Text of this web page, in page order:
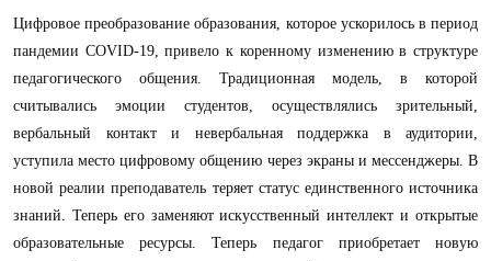
Цифровое преобразование образования, которое ускорилось в период
пандемии COVID-19, привело к коренному изменению в структуре
педагогического общения. Традиционная модель, в которой
считывались эмоции студентов, осуществлялись зрительный,
вербальный контакт и невербальная поддержка в аудитории,
уступила местоцифровому общению через экраны и мессенджеры. В
новой реалии преподаватель теряет статус единственного источника
знаний. Теперь его заменяют искусственный интеллект и открытые
образовательные ресурсы. Теперь педагог приобретает новую